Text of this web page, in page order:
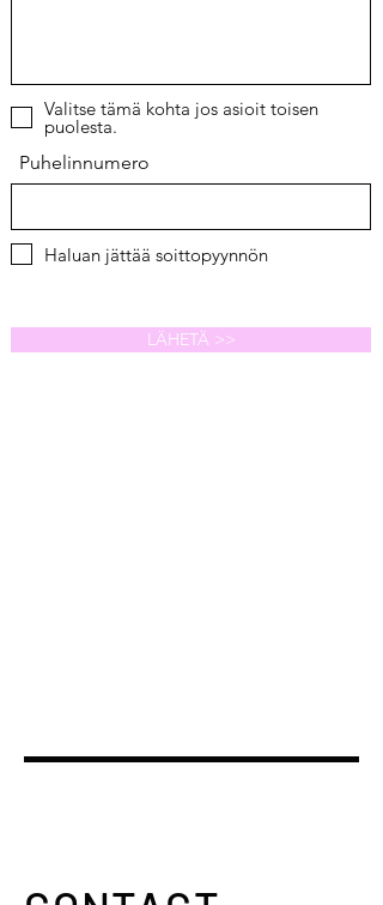
Valitse tämä kohta jos asioit toisen
puolesta.
Puhelinnumero
Haluan jättää soittopyynnön
LÄHETÄ >>